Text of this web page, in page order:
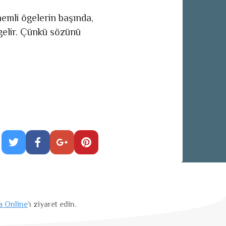
ögelerin başında,
Çünkü sözünü
Online’ı ziyaret edin.